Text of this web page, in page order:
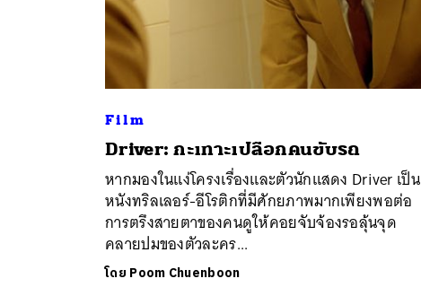
Film
Driver: กะเทาะเปลือกคนขับรถ
หากมองในแง่โครงเรื่องและตัวนักแสดง Driver เป็น
หนังทริลเลอร์-อีโรติกที่มีศักยภาพมากเพียงพอต่อ
การตรึงสายตาของคนดูให้คอยจับจ้องรอลุ้นจุด
คลายปมของตัวละคร...
โดย Poom Chuenboon